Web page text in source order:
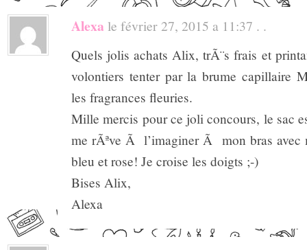
Alexa le février 27, 2015 a 11:37 . .
Quels jolis achats Alix, trÃ¨s frais et
volontiers tenter par la brume capillaire
les fragrances fleuries.
Mille mercis pour ce joli concours, le sac
me rÃªve Ã l’imaginer Ã mon bras avec
bleu et rose! Je croise les doigts ;-)
Bises Alix,
Alexa